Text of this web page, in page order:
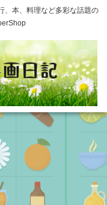
、本、料理など多彩な話題の